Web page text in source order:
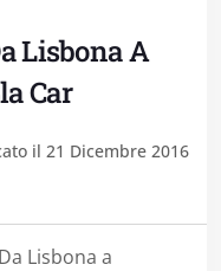
Lisbona A
Car
il 21 Dicembre 2016
Lisbona a